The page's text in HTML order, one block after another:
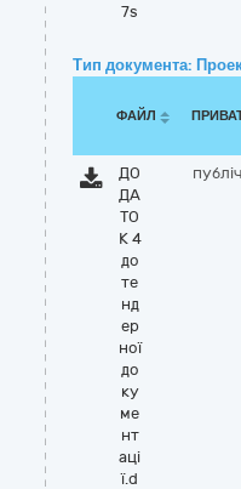
7s
Тип документа:
ФАЙЛ
ДО
ДА
ТО
К 4
до
те
нд
ер
ної
до
ку
ме
нт
аці
ї.d